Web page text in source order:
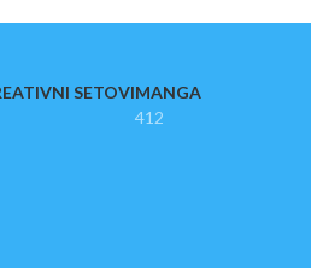
SETOVIMANGA
412